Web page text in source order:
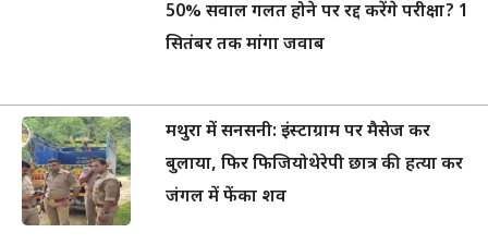
50% सवाल गलत होने पर रद्द करेंगे परीक्षा? 1
सितंबर तक मांगा जवाब
मथुरा में सनसनी: इंस्टाग्राम पर मैसेज कर
बुलाया, फिर फिजियोथेरेपी छात्र की हत्या कर
जंगल में फेंका शव